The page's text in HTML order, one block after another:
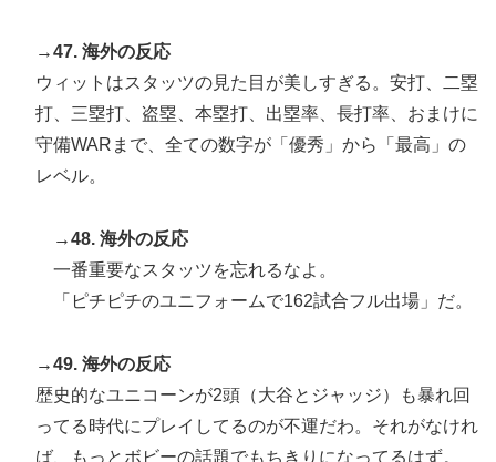
→47. 海外の反応
ウィットはスタッツの見た目が美しすぎる。安打、二塁
打、三塁打、盗塁、本塁打、出塁率、長打率、おまけに
守備WARまで、全ての数字が「優秀」から「最高」の
レベル。
→48. 海外の反応
一番重要なスタッツを忘れるなよ。
「ピチピチのユニフォームで162試合フル出場」だ。
→49. 海外の反応
歴史的なユニコーンが2頭（大谷とジャッジ）も暴れ回
ってる時代にプレイしてるのが不運だわ。それがなけれ
ば、もっとボビーの話題でもちきりになってるはず。